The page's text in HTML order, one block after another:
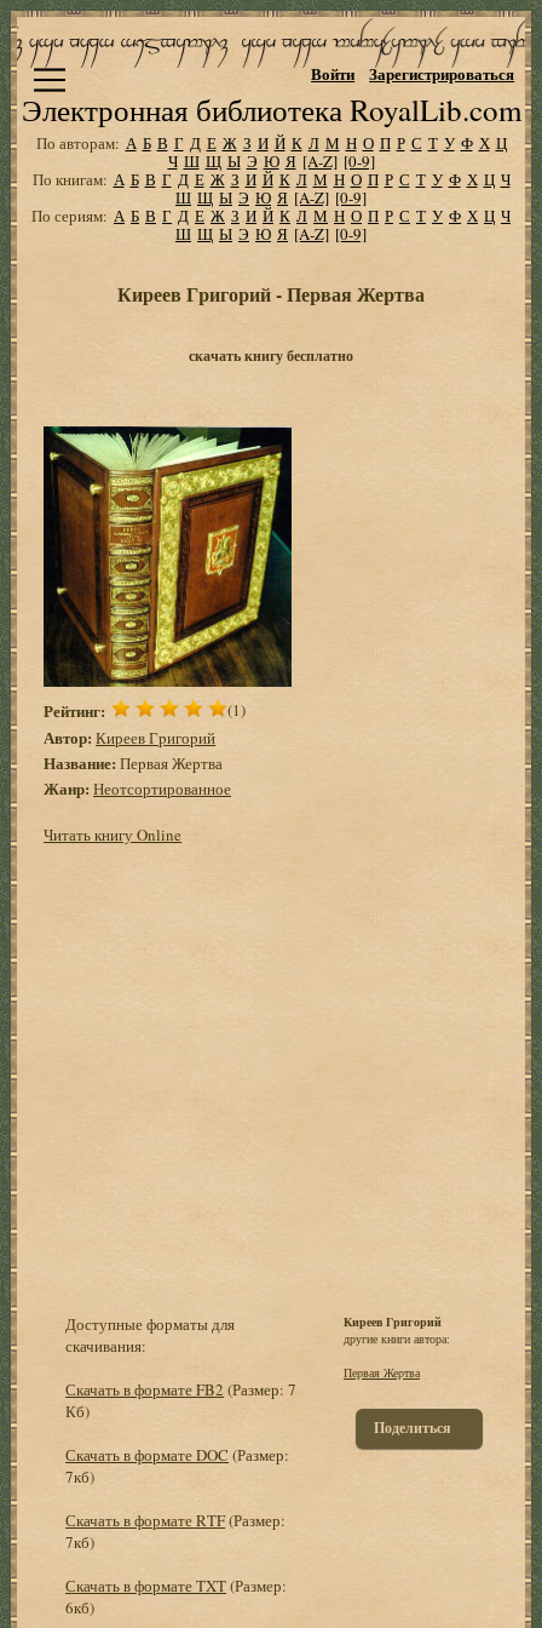
Электронная библиотека RoyalLib.com
Войти Зарегистрироваться
По авторам: А Б В Г Д Е Ж З И Й К Л М Н О П Р С Т У Ф Х Ц
Ч Ш Щ Ы Э Ю Я [A-Z] [0-9]
По книгам: А Б В Г Д Е Ж З И Й К Л М Н О П Р С Т У Ф Х Ц Ч
Ш Щ Ы Э Ю Я [A-Z] [0-9]
По сериям: А Б В Г Д Е Ж З И Й К Л М Н О П Р С Т У Ф Х Ц Ч
Ш Щ Ы Э Ю Я [A-Z] [0-9]
Киреев Гpигоpий - Пеpвая Жеpтва
скачать книгу бесплатно
Рейтинг: (1)
Автор: Киреев Гpигоpий
Название: Пеpвая Жеpтва
Жанр: Неотсортированное
Читать книгу Online
Доступные форматы для
скачивания:
Скачать в формате FB2 (Размер: 7
Кб)
Скачать в формате DOC (Размер:
7кб)
Скачать в формате RTF(Размер:
7кб)
Скачать в формате TXT(Размер:
6кб)
Киреев Гpигоpий
другие книги автора:
Пеpвая Жеpтва
Поделиться